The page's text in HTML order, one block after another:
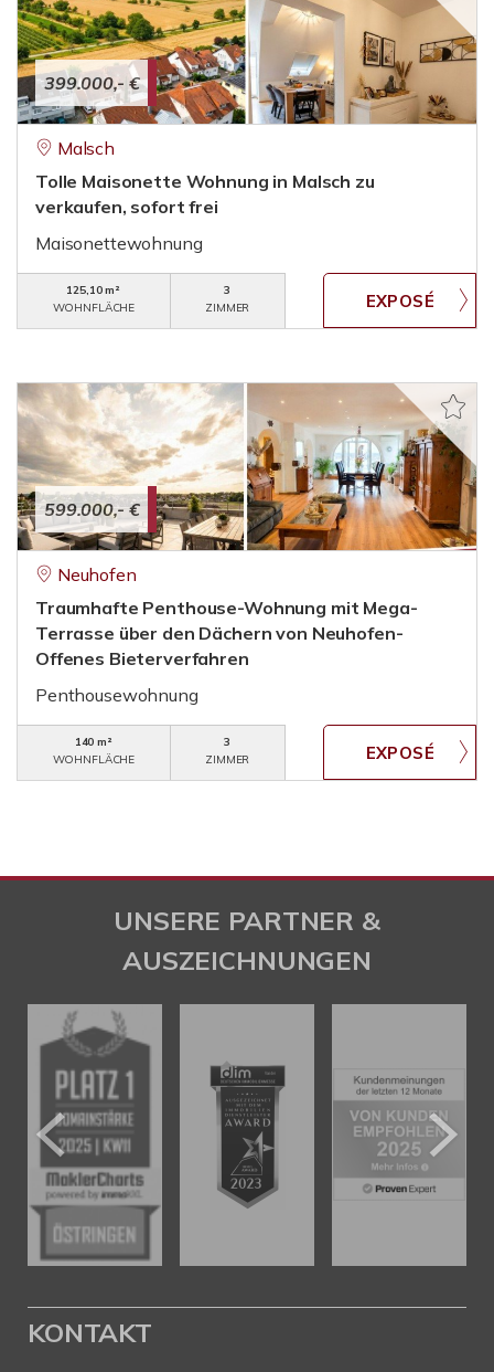
399.000,- €
Malsch
Tolle Maisonette Wohnung in Malsch zu
verkaufen, sofort frei
Maisonettewohnung
125,10 m²
WOHNFLÄCHE
3
ZIMMER
599.000,- €
Neuhofen
Traumhafte Penthouse-Wohnung mit Mega-
Terrasse über den Dächern von Neuhofen-
Offenes Bieterverfahren
Penthousewohnung
140 m²
WOHNFLÄCHE
3
ZIMMER
UNSERE PARTNER &
AUSZEICHNUNGEN
KONTAKT